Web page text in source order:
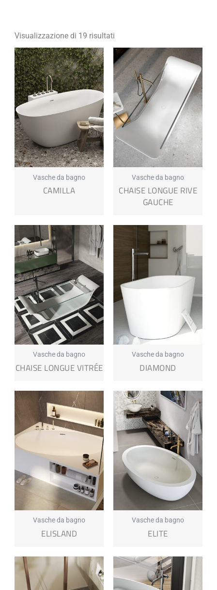
Visualizzazione di 19 risultati
Vasche da bagno
CAMILLA
Vasche da bagno
CHAISE LONGUE RIVE
GAUCHE
Vasche da bagno
CHAISE LONGUE VITRÉE
Vasche da bagno
DIAMOND
Vasche da bagno
ELISLAND
Vasche da bagno
ELITE